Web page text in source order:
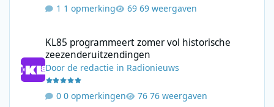
1 opmerking 69 weergaven
KL85 programmeert zomer vol historische
zeezenderuitzendingen
Doorde redactie in Radionieuws
0 opmerkingen 76 weergaven